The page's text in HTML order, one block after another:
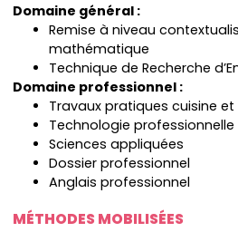
Domaine général :
Remise à niveau
mathématique
Technique de Recherche
Domaine professionnel :
Travaux pratiques cuisine et
Technologie professionnelle
Sciences appliquées
Dossier professionnel
Anglais professionnel
MÉTHODES MOBILISÉES